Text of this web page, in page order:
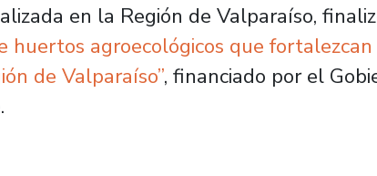
en la Región de Valparaíso,
huertos agroecológicos que
de Valparaíso”, financiado por el